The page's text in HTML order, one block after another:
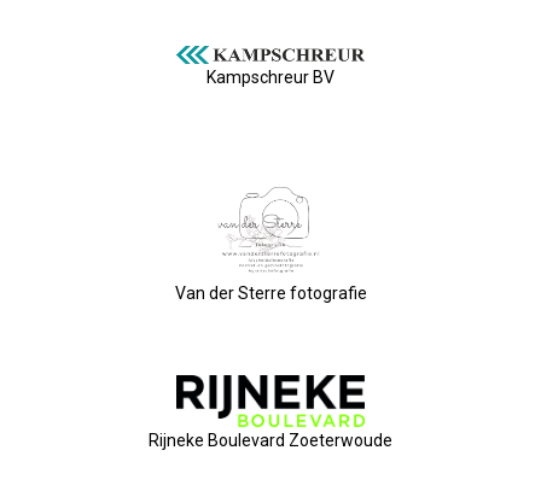
Kascontrole
Subsidie Van Economie071
UBO-Register (!!)
Eerste Meet & Greet Druk Bezocht
Kampschreur BV
Van der Sterre fotografie
Rijneke Boulevard Zoeterwoude